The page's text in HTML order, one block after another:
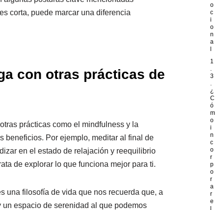
corta, puede marcar una diferencia
con otras prácticas de
prácticas como el mindfulness y la
beneficios. Por ejemplo, meditar al final de
en el estado de relajación y reequilibrio
de explorar lo que funciona mejor para ti.
una filosofía de vida que nos recuerda que, a
espacio de serenidad al que podemos
o
c
i
o
n
a
1
.
3
.
¿
C
ó
m
o
i
n
c
o
r
p
o
r
a
r
e